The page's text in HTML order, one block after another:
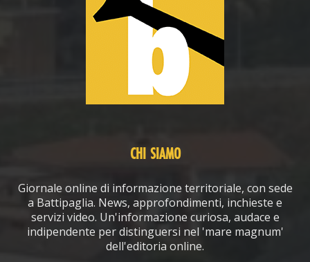
CHI SIAMO
Giornale online di informazione territoriale, con sede
a Battipaglia. News, approfondimenti, inchieste e
servizi video. Un'informazione curiosa, audace e
indipendente per distinguersi nel 'mare magnum'
dell'editoria online.